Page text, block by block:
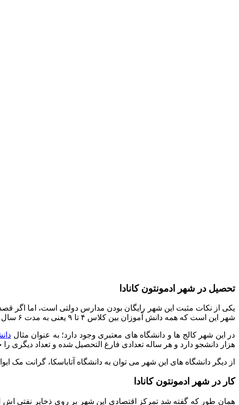
تحصیل در شهر ادمونتون کانادا
یکی از نکات مثبت این شهر رایگان بودن مدارس دولتی است، اما اگر
شهر این است که همه دانش آموزان بین کلاس ۴ تا ۹ یعنی به مدت ۶ سال ملزم به مطالعه و یادگیری زبان دوم هستند.
در این شهر کالج ها و دانشگاه های معتبری وجود دارد؛ به عنوان مثال
هزار دانشجو دارد و هر ساله تعدادی فارغ التحصیل شده و تعداد دیگری
از دیگر دانشگاه های این شهر می توان به دانشگاه آتاباسکا، گرانت مک
کار در شهر ادمونتون کانادا